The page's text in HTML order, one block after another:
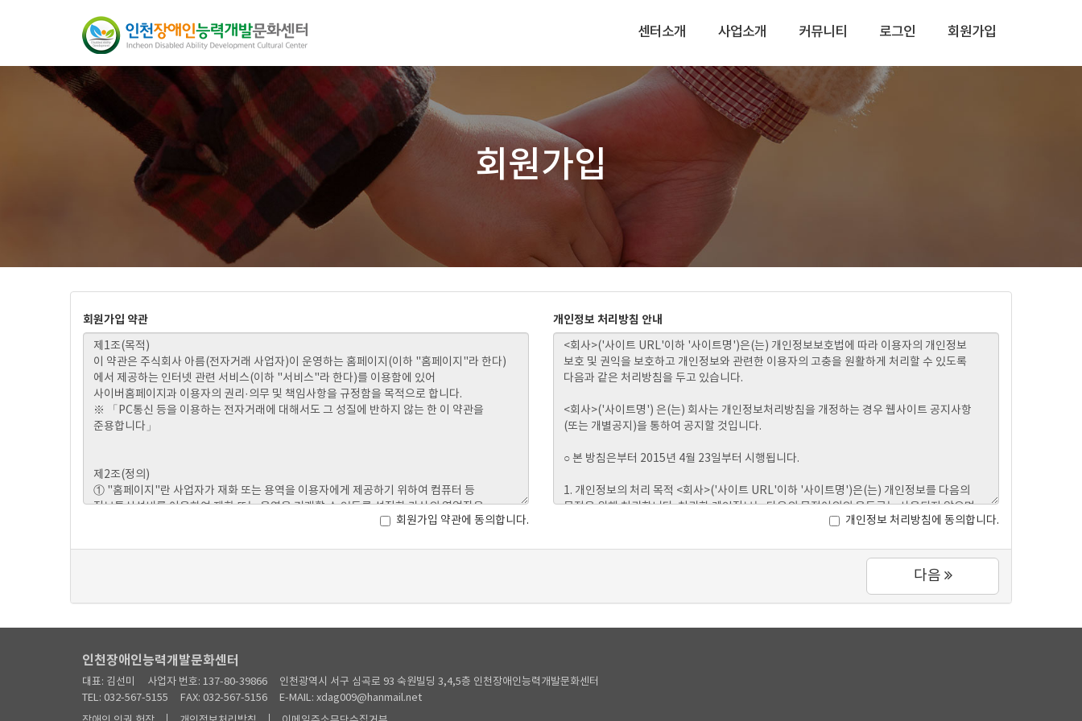
센터소개 사업소개 커뮤니티 로그인 회원가입
회원가입
회원가입 약관
회원가입 약관에 동의합니다.
개인정보 처리방침 안내
개인정보 처리방침에 동의합니다.
다음
인천장애인능력개발문화센터
대표: 김선미 사업자 번호: 137-80-39866
인천광역시 서구 심곡로 93 숙원빌딩 3,4,5층 인천장애인능력개발문화센터
TEL: 032-567-5155
FAX: 032-567-5156
E-MAIL: xdag009@hanmail.net